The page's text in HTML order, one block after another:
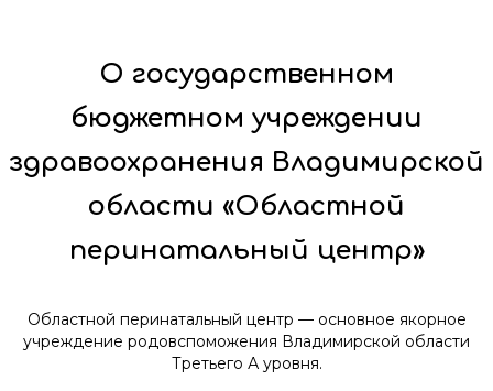
О государственном
бюджетном учреждении
здравоохранения Владимирской
области «Областной
перинатальный центр»
Областной перинатальный центр — основное якорное
учреждение родовспоможения Владимирской области
Третьего А уровня.